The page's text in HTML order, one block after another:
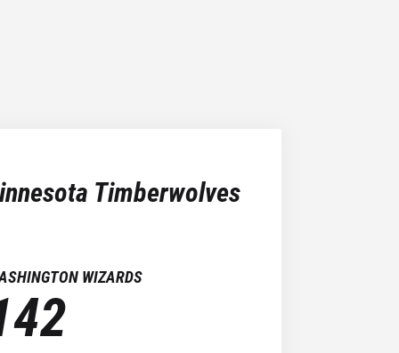
Timberwolves
WIZARDS